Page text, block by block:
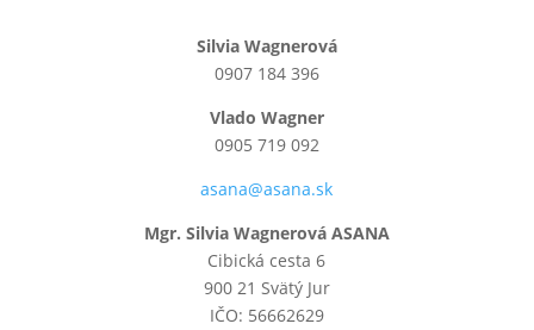
Silvia Wagnerová
0907 184 396
Vlado Wagner
0905 719 092
asana@asana.sk
Mgr. Silvia Wagnerová ASANA
Cibická cesta 6
900 21 Svätý Jur
IČO: 56662629